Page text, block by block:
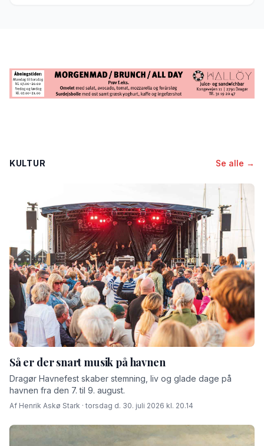
KULTUR Se alle →
Så er der snart musik på havnen
Dragør Havnefest skaber stemning, liv og glade dage på
havnen fra den 7. til 9. august.
Af Henrik Askø Stark · torsdag d. 30. juli 2026 kl. 20.14